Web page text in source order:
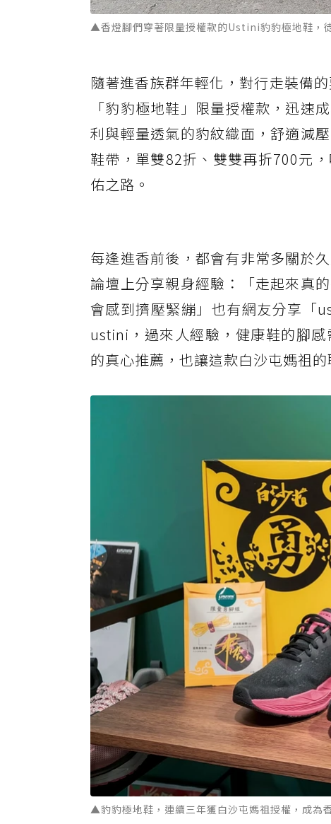
▲香燈腳們穿著限量授權款的Ustini豹豹極地鞋，
隨著進香族群年輕化，對行走裝備
「豹豹極地鞋」限量授權款，迅速
利與輕量透氣的豹紋織面，舒適減
鞋帶，單雙82折、雙雙再折700元
佑之路。
每逢進香前後，都會有非常多關於
論壇上分享親身經驗：「走起來真
會感到擠壓緊繃」也有網友分享「
ustini，過來人經驗，健康鞋的腳
的真心推薦，也讓這款白沙屯媽祖
▲豹豹極地鞋，連續三年獲白沙屯媽祖授權，成為